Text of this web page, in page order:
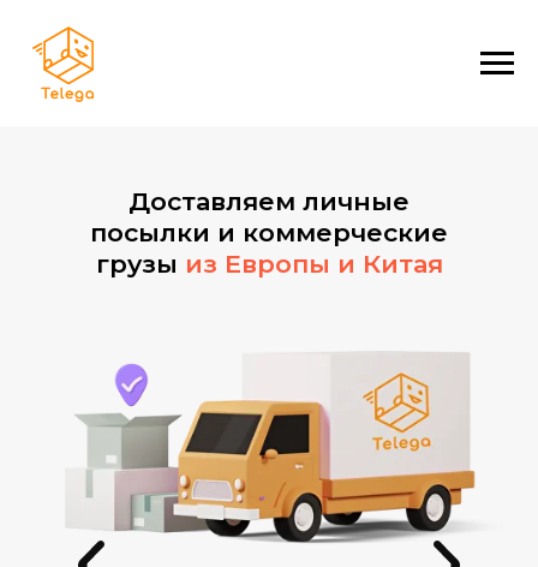
Доставляем личные
посылки и коммерческие
грузы из Европы и Китая